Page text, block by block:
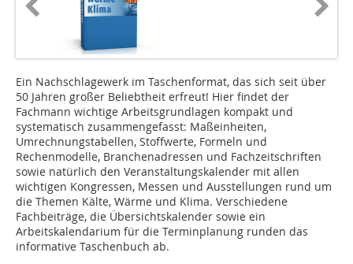
Ein Nachschlagewerk im Taschenformat, das sich seit über
50 Jahren großer Beliebtheit erfreut! Hier findet der
Fachmann wichtige Arbeitsgrundlagen kompakt und
systematisch zusammengefasst: Maßeinheiten,
Umrechnungstabellen, Stoffwerte, Formeln und
Rechenmodelle, Branchenadressen und Fachzeitschriften
sowie natürlich den Veranstaltungskalender mit allen
wichtigen Kongressen, Messen und Ausstellungen rund um
die Themen Kälte, Wärme und Klima. Verschiedene
Fachbeiträge, die Übersichtskalender sowie ein
Arbeitskalendarium für die Terminplanung runden das
informative Taschenbuch ab.